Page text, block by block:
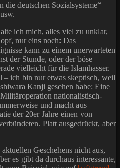
die deutschen Sozialsysteme“
ich mich, alles viel zu unklar,
nur eins noch: Das
kann zu einem unerwarteten
der Stunde, oder der böse
vielleicht für die Islamhasser.
– ich bin nur etwas skeptisch, weil
Kanji gesehen habe: Eine
nationalistisch-
und macht aus
der 20er Jahre einen von
Platt ausgedrückt, aber
Geschehens nicht aus,
es gibt da durchaus interessante,